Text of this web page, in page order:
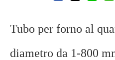
Tubo per forno al
diametro da 1-800